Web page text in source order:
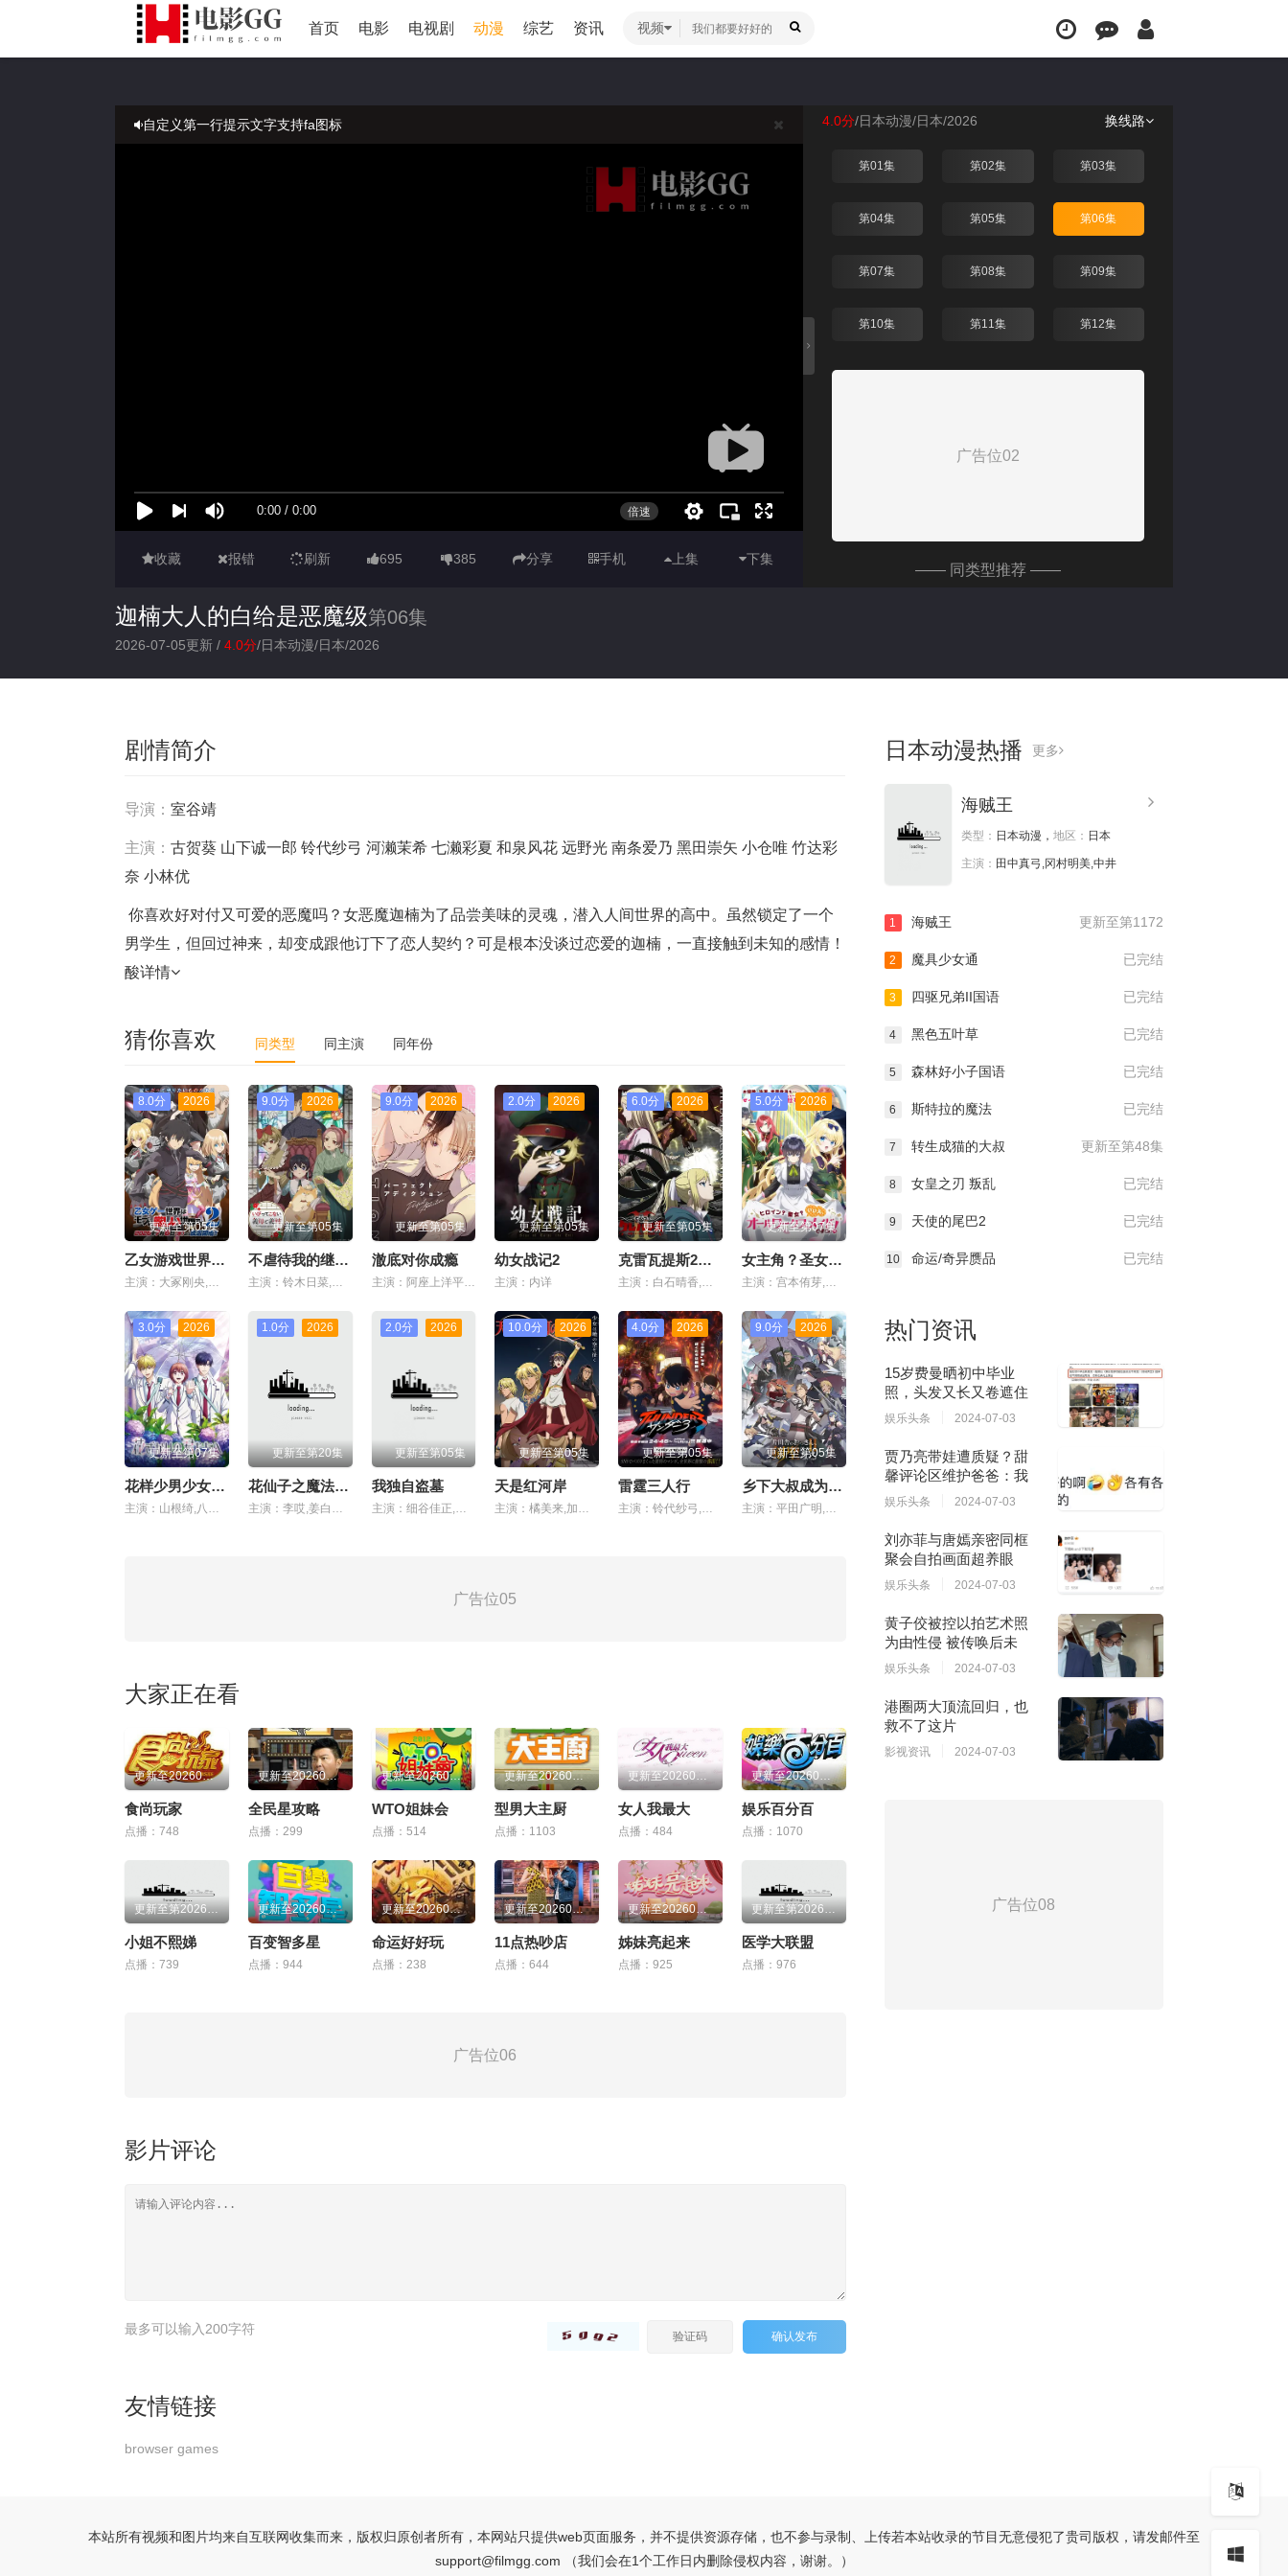
首页 电影 电视剧 动漫 综艺 资讯 视频
自定义第一行提示文字支持fa图标
收藏 报错 刷新 695 385 分享 手机 上集 下集
换线路
4.0分/日本动漫/日本/2026
第01集 第02集 第03集
第04集 第05集 第06集
第07集 第08集 第09集
第10集 第11集 第12集
广告位02
—— 同类型推荐 ——
2026
澈底对你成瘾
6.0分
克雷瓦提斯2：魔兽之王
女主角？圣女？不，我是
迦楠大人的白给是恶魔级第06集
2026-07-05更新 / 4.0分/日本动漫/日本/2026
剧情简介
导演： 室谷靖
主演： 古贺葵 山下诚一郎 铃代纱弓 河濑茉希 七濑彩夏 和泉风花 远野光 南条爱乃 黑田崇矢 小仓唯 竹达彩
奈 小林优
你喜欢好对付又可爱的恶魔吗？女恶魔迦楠为了品尝美味的灵魂，潜入人间世界的高中。虽然锁定了一个
男学生，但回过神来，却变成跟他订下了恋人契约？可是根本没谈过恋爱的迦楠，一直接触到未知的感情！
酸详情
猜你喜欢 同类型 同主演 同年份
8.0分 2026
更新至第05集
乙女游戏世界对路人角色很不友好第二季
主演：大冢刚央,市之濑加那,菲鲁兹·蓝,石田彰,佐仓绫音,铃村健一,鸟海浩辅,立花慎之介,游佐浩二,桧山修之,竹内顺子,大原沙耶香,雨宫天,小仓唯,宇垣秀成,黑田崇矢
9.0分 2026
更新至第05集
不虐待我的继母与继姐
主演：铃木日菜,鲸,芹泽优,贯井柚佳,麦穗杏菜,根本京里,内山夕实,市道真央
9.0分 2026
更新至第05集
澈底对你成瘾
主演：阿座上洋平,齐藤壮马
2.0分 2026
更新至第05集
幼女战记2
主演：内详
6.0分 2026
更新至第05集
克雷瓦提斯2：魔兽之王与虚伪的勇者传承
主演：白石晴香,田村睦心,中村悠一,黑田崇矢,潘惠美,杉田智和,会泽纱弥,黑泽朋世,关智一,梅田修一朗,菊池由莉奈,橘龙丸,铃木崚汰,峰田大梦,久野美咲,西山宏太朗,关根明良,佐野史郎
5.0分 2026
更新至第07集
女主角？圣女？不，我是杂役女仆（自豪）！
主演：宫本侑芽,大久保瑠美,日笠阳子,天崎滉平,小野友树,堀江瞬,仲村宗悟
3.0分 2026
更新至第07集
花样少男少女第二季
主演：山根绮,八代拓,户谷菊之介,梅原裕一郎,福山润,川岛零士,内山昂辉,驹田航,古屋亚南,日野聪,水中雅章,榎木淳弥,子安武人
1.0分 2026
更新至第20集
花仙子之魔法香对论
主演：李哎,姜白叶,齐璇,马斑马,江时暖,颜辉,叮当,司小幽,江月,萧秋子,黎筱濛,戈昕宇,黄玮,小连杀,任景行,刘渕,李沈倩,张啸雨,崔轶辰,王辅平,吴童,斯诺,王世旸
2.0分 2026
更新至第05集
我独自盗墓
主演：细谷佳正,早见沙织,入野自由,诹访部顺一
10.0分 2026
更新至第05集
天是红河岸
主演：橘美来,加藤涉,内田彩,千叶翔也,前野智昭,游佐浩二,大野智敬,青木志贵,川井田夏海,松冈美里,石谷春贵,榎木淳弥,神尾晋一郎,鸟海浩辅,七海弘希
4.0分 2026
更新至第05集
雷霆三人行
主演：铃代纱弓,川井田夏海,秋山绘理,蜜蜂穗香
9.0分 2026
更新至第05集
乡下大叔成为剑圣第二季
主演：平田广明,东山奈央,上田瞳,广濑有纪,矢野妃菜喜,仲田亚里沙,斋藤千和,石川界人,内田直哉
广告位05
大家正在看
更新至20260804期
食尚玩家
点播：748
更新至20260804期
全民星攻略
点播：299
更新至20260804期
WTO姐妹会
点播：514
更新至20260805期
型男大主厨
点播：1103
更新至20260805期
女人我最大
点播：484
更新至20260805期
娱乐百分百
点播：1070
更新至第20260729期
小姐不熙娣
点播：739
更新至20260805期
百变智多星
点播：944
更新至20260805期
命运好好玩
点播：238
更新至20260805期
11点热吵店
点播：644
更新至20260805期
姊妹亮起来
点播：925
更新至第20260805期
医学大联盟
点播：976
广告位06
影片评论
最多可以输入200字符 确认发布
友情链接
browser games
日本动漫热播 更多
海贼王
类型： 日本动漫， 地区： 日本
主演： 田中真弓,冈村明美,中井
更新至第1172
1 海贼王
已完结
2 魔具少女通
已完结
3 四驱兄弟II国语
已完结
4 黑色五叶草
已完结
5 森林好小子国语
已完结
6 斯特拉的魔法
更新至第48集
7 转生成猫的大叔
已完结
8 女皇之刃 叛乱
已完结
9 天使的尾巴2
已完结
10 命运/奇异赝品
热门资讯
15岁费曼晒初中毕业
照，头发又长又卷遮住
娱乐头条 2024-07-03
贾乃亮带娃遭质疑？甜
馨评论区维护爸爸：我
娱乐头条 2024-07-03
刘亦菲与唐嫣亲密同框
聚会自拍画面超养眼
娱乐头条 2024-07-03
黄子佼被控以拍艺术照
为由性侵 被传唤后未
娱乐头条 2024-07-03
港圈两大顶流回归，也
救不了这片
影视资讯 2024-07-03
广告位08
本站所有视频和图片均来自互联网收集而来，版权归原创者所有，本网站只提供web页面服务，并不提供资源存储，也不参与录制、上传若本站收录的节目无意侵犯了贵司版权，请发邮件至
support@filmgg.com （我们会在1个工作日内删除侵权内容，谢谢。）